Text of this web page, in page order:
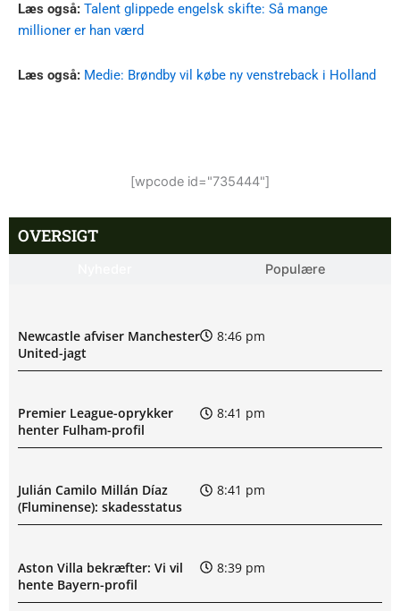
Læs også: Talent glippede engelsk skifte: Så mange
millioner er han værd
Læs også: Medie: Brøndby vil købe ny venstreback i Holland
[wpcode id="735444"]
OVERSIGT
Populære
Newcastle afviser Manchester
United-jagt
8:46 pm
Premier League-oprykker
henter Fulham-profil
8:41 pm
Julián Camilo Millán Díaz
(Fluminense): skadesstatus
8:41 pm
Aston Villa bekræfter: Vi vil
hente Bayern-profil
8:39 pm